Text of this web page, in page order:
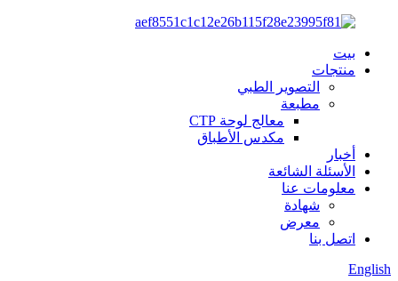
بيت
منتجات
التصوير الطبي
مطبعة
معالج لوحة CTP
مكدس الأطباق
أخبار
الأسئلة الشائعة
معلومات عنا
شهادة
معرض
اتصل بنا
English